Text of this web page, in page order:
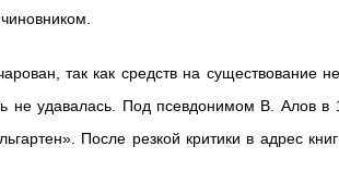
так как средств на существование
не удавалась. Под псевдонимом В. Алов в
После резкой критики в адрес